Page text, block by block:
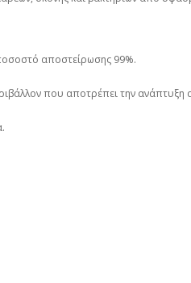
αποστείρωσης 99%.
που αποτρέπει την ανάπτυξη